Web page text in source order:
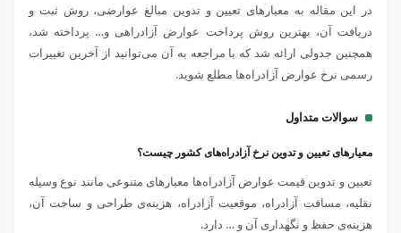
در این مقاله به معیارهای تعیین و تدوین مبالغ عوارضی، روش ثبت و
دریافت آن، بهترین روش پرداخت عوارض آزادراهی و… پرداخته شد،‌
همچنین جدولی ارائه شد که با مراجعه به آن می‌توانید از آخرین تغییرات
رسمی نرخ عوارض آزادراه‌ها مطلع شوید.
سوالات متداول
معیارهای تعیین و تدوین نرخ آزادراه‌های کشور چیست؟
تعیین و تدوین قیمت عوارض آزادراه‌ها معیارهای متنوعی مانند نوع وسیله
نقلیه، مسافت آزادراه، موقعیت آزادراه، هزینه‌ی طراحی و ساخت آن،
هزینه‌ی حفظ و نگهداری آن و … دارد.